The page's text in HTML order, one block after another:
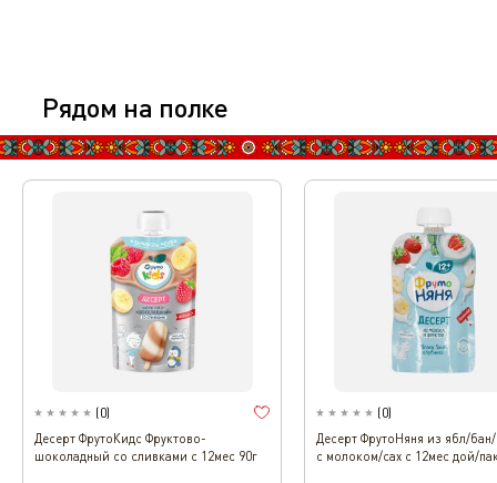
Рядом на полке
(0)
Десерт ФрутоКидс Фруктово-
шоколадный со сливками с 12мес 90г
(0)
Десерт ФрутоНяня из ябл/
с молоком/сах с 12мес дой/